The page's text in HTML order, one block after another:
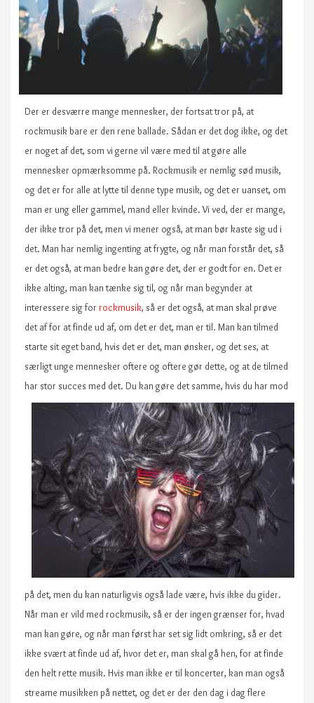
Der er desværre mange mennesker, der fortsat tror på, at
rockmusik bare er den rene ballade. Sådan er det dog ikke, og det
er noget af det, som vi gerne vil være med til at gøre alle
mennesker opmærksomme på. Rockmusik er nemlig sød musik,
og det er for alle at lytte til denne type musik, og det er uanset, om
man er ung eller gammel, mand eller kvinde. Vi ved, der er mange,
der ikke tror på det, men vi mener også, at man bør kaste sig ud i
det. Man har nemlig ingenting at frygte, og når man forstår det, så
er det også, at man bedre kan gøre det, der er godt for en. Det er
ikke alting, man kan tænke sig til, og når man begynder at
interessere sig for rockmusik, så er det også, at man skal prøve
det af for at finde ud af, om det er det, man er til. Man kan tilmed
starte sit eget band, hvis det er det, man ønsker, og det ses, at
særligt unge mennesker oftere og oftere gør dette, og at de tilmed
har stor succes med det. Du kan gøre det samme, hvis du har mod
på det, men du kan naturligvis også lade være, hvis ikke du gider.
Når man er vild med rockmusik, så er der ingen grænser for, hvad
man kan gøre, og når man først har set sig lidt omkring, så er det
ikke svært at finde ud af, hvor det er, man skal gå hen, for at finde
den helt rette musik. Hvis man ikke er til koncerter, kan man også
streame musikken på nettet, og det er der den dag i dag flere